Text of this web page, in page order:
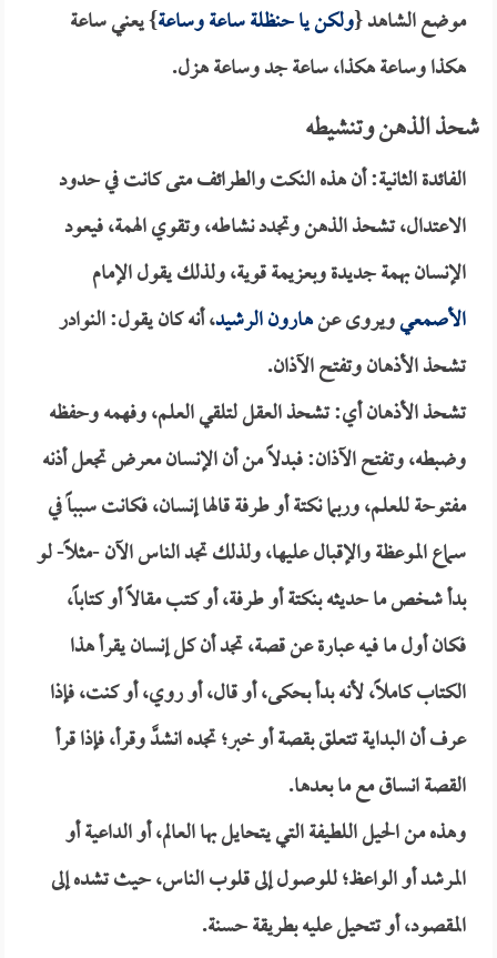
موضع الشاهد {ولكن ياحنظلةساعة وساعة} يعني ساعة
هكذا وساعة هكذا، ساعة جد وساعة هزل.
شحذ الذهن وتنشيطه
الفائدة الثانية: أن هذه النكت والطرائف متى كانت في حدود
الاعتدال، تشحذ الذهن وتجدد نشاطه، وتقوي الهمة، فيعود
الإنسان بهمة جديدة وبعزيمة قوية، ولذلك يقول الإمام
الأصمعيويروى عنهارون الرشيد، أنه كان يقول: النوادر
تشحذ الأذهان وتفتح الآذان.
تشحذ الأذهان أي: تشحذ العقل لتلقي العلم، وفهمه وحفظه
وضبطه، وتفتح الآذان: فبدلاً من أن الإنسان معرض تجعل أذنه
مفتوحة للعلم، وربما نكتة أو طرفة قالها إنسان، فكانت سبباً في
سماع الموعظة والإقبال عليها، ولذلك تجد الناس الآن -مثلاً- لو
بدأ شخص ما حديثه بنكتة أو طرفة، أو كتب مقالاً أو كتاباً،
فكان أول ما فيه عبارة عن قصة، تجد أن كل إنسان يقرأ هذا
الكتاب كاملاً، لأنه بدأ بحكى، أو قال، أو روي، أو كنت، فإذا
عرف أن البداية تتعلق بقصة أو خبر؛ تجده انشدَّ وقرأ، فإذا قرأ
القصة انساق مع ما بعدها.
وهذه من الحيل اللطيفة التي يتحايل بها العالم، أو الداعية أو
المرشد أو الواعظ؛ للوصول إلى قلوب الناس، حيث تشده إلى
المقصود، أو تتحيل عليه بطريقة حسنة.